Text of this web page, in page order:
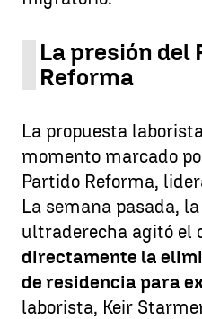
La presión del
Reforma
La propuesta
momento marcado
Partido Reforma,
La semana pasada,
ultraderecha agitó el
directamente la
de residencia para
laborista, Keir